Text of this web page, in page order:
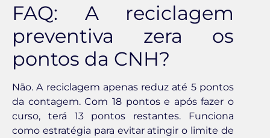
FAQ: A reciclagem
preventiva zera os
pontos da CNH?
Não. A reciclagem apenas reduz até 5 pontos
da contagem. Com 18 pontos e após fazer o
curso, terá 13 pontos restantes. Funciona
como estratégia para evitar atingir o limite de